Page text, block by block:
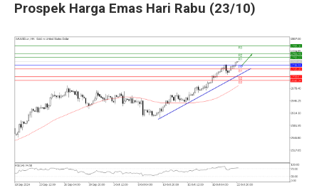
Prospek Harga Emas Hari Rabu (23/10)